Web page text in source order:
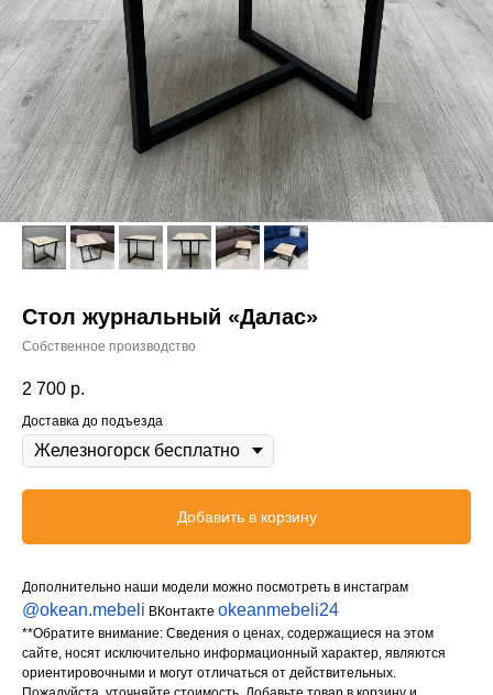
Стол журнальный «Далас»
Собственное производство
2 700 р.
Доставка до подъезда
Добавить в корзину
Дополнительно наши модели можно посмотреть в инстаграм
@okean.mebeli ВКонтакте okeanmebeli24
**Обратите внимание: Сведения о ценах, содержащиеся на этом
сайте, носят исключительно информационный характер, являются
ориентировочными и могут отличаться от действительных.